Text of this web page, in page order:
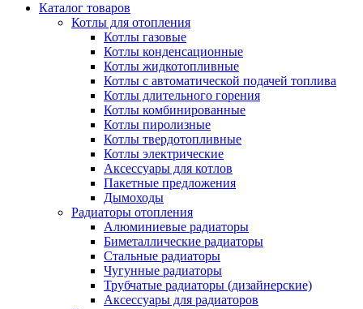
Каталог товаров
Котлы для отопления
Котлы газовые
Котлы конденсационные
Котлы жидкотопливные
Котлы с автоматической подачей топлива
Котлы длительного горения
Котлы комбинированные
Котлы пиролизные
Котлы твердотопливные
Котлы электрические
Аксессуары для котлов
Пакетные предложения
Дымоходы
Радиаторы отопления
Алюминиевые радиаторы
Биметаллические радиаторы
Стальные радиаторы
Чугунные радиаторы
Трубчатые радиаторы (дизайнерские)
Аксессуары для радиаторов